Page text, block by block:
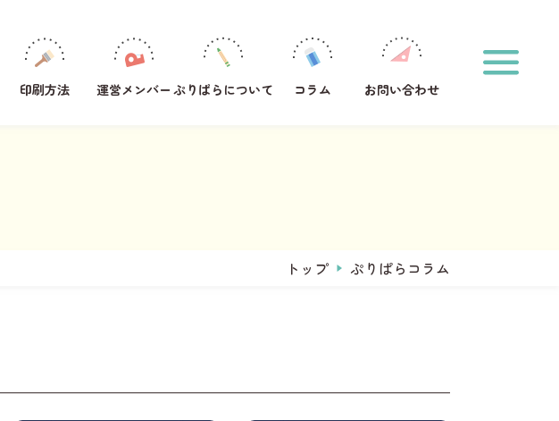
印刷方法 運営メンバー ぷりぱらについて コラム お問い合わせ
運営メンバー
コラム
トップ ぷりぱらコラム